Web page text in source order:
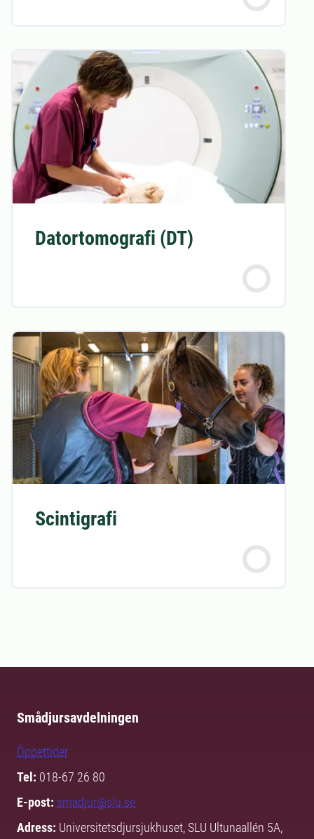
Datortomografi (DT)
Scintigrafi
Smådjursavdelningen
Öppettider
Tel: 018-67 26 80
E-post: smadjur@slu.se
Adress: Universitetsdjursjukhuset, SLU Ultunaallén 5A,